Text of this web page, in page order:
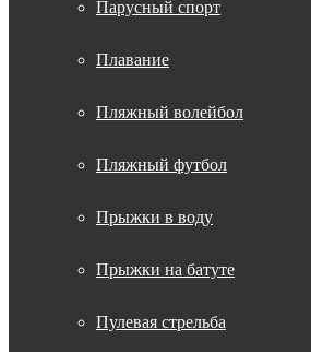
Парусный спорт
Плавание
Пляжный волейбол
Пляжный футбол
Прыжки в воду
Прыжки на батуте
Пулевая стрельба